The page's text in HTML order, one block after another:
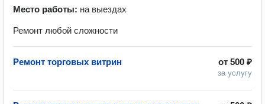
Место работы: на выездах
Ремонт любой сложности
от 500 ₽
за услугу
Ремонт торговых витрин